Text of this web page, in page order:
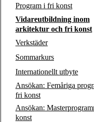
Program i fri konst
Vidareutbildning inom
arkitektur och fri konst
Verkstäder
Sommarkurs
Internationellt utbyte
Ansökan: Femåriga
fri konst
Ansökan:
konst